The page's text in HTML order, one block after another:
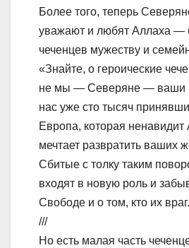
Более того, теперь
уважают и любят Аллаха —
чеченцев мужеству и
«Знайте, о героические
не мы — Северяне — ваши
нас уже сто тысяч
Европа, которая ненавидит
мечтает развратить ваших
Сбитые с толку таким
входят в новую роль и
Свободе и о том, кто их враг.
///
Но есть малая часть